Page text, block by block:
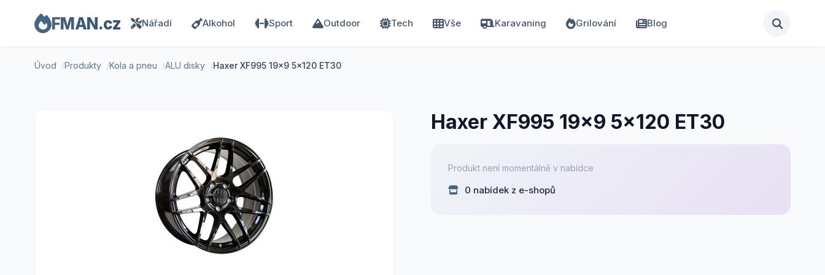
FMAN.cz Nářadí Alkohol Sport Outdoor Tech Vše Karavaning Grilování Blog
Úvod Produkty Kola a pneu ALU disky Haxer XF995 19x9 5x120 ET30
Haxer XF995 19x9 5x120 ET30
Produkt není momentálně v nabídce
0 nabídek z e-shopů